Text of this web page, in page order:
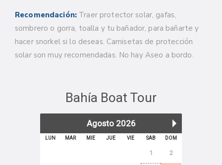
Recomendación:Traer protector solar, gafas,
sombrero o gorra, toalla y tu bañador, para bañarte y
hacer snorkel si lo deseas. Camisetas de protección
solar son muy recomendadas. No hay Aseo a bordo.